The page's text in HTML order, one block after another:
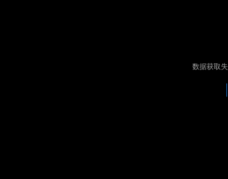
数据获取